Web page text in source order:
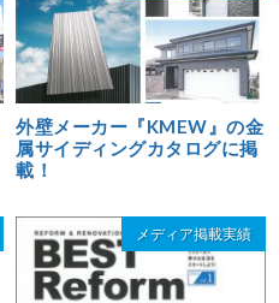
外壁メーカー『KMEW』の金
属サイディングカタログに掲
載！
メディア掲載実績